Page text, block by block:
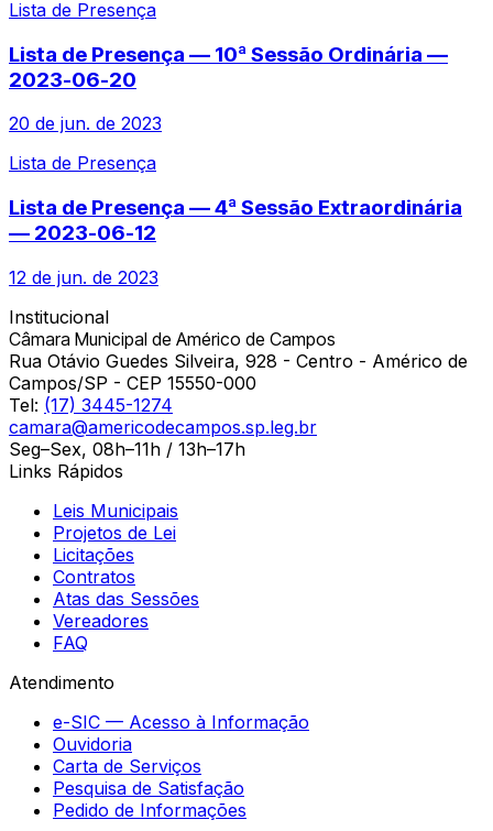
Lista de Presença
Lista de Presença — 10ª Sessão Ordinária —
2023-06-20
20 de jun. de 2023
Lista de Presença
Lista de Presença — 4ª Sessão Extraordinária
— 2023-06-12
12 de jun. de 2023
Institucional
Câmara Municipal de Américo de Campos
Rua Otávio Guedes Silveira, 928 - Centro - Américo de
Campos/SP - CEP 15550-000
Tel: (17) 3445-1274
camara@americodecampos.sp.leg.br
Seg–Sex, 08h–11h / 13h–17h
Links Rápidos
Leis Municipais
Projetos de Lei
Licitações
Contratos
Atas das Sessões
Vereadores
FAQ
Atendimento
e-SIC — Acesso à Informação
Ouvidoria
Carta de Serviços
Pesquisa de Satisfação
Pedido de Informações